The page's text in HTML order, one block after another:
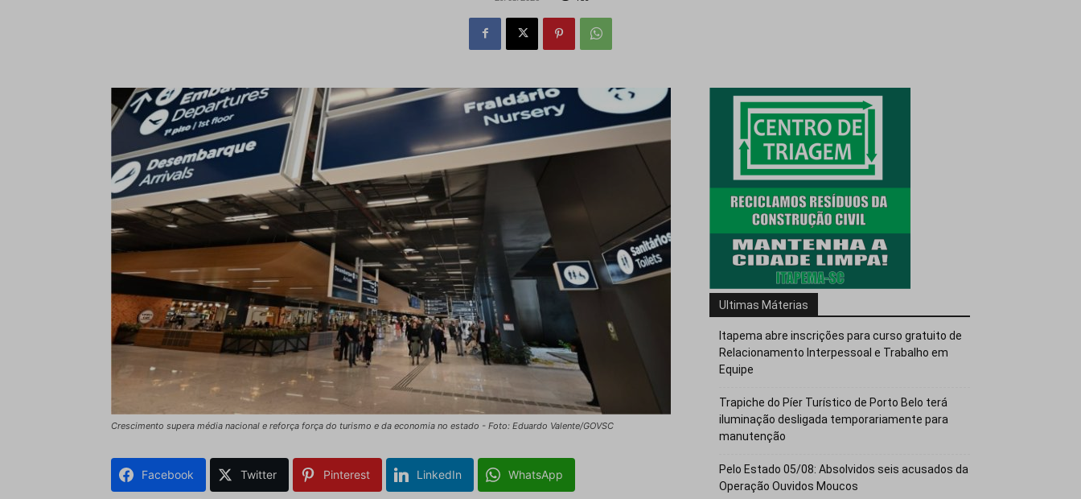
Crescimento supera média nacional e reforça força do turismo e da economia no estado - Foto: Eduardo Valente/GOVSC
Facebook Twitter Pinterest LinkedIn WhatsApp
Ultimas Máterias
Itapema abre inscrições para curso gratuito de
Relacionamento Interpessoal e Trabalho em
Equipe
Trapiche do Píer Turístico de Porto Belo terá
iluminação desligada temporariamente para
manutenção
Pelo Estado 05/08: Absolvidos seis acusados da
Operação Ouvidos Moucos